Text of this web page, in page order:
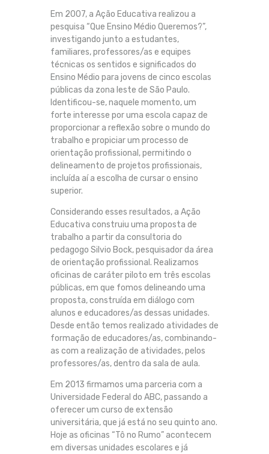
Em 2007, a Ação Educativa realizou a
pesquisa “Que Ensino Médio Queremos?”,
investigando junto a estudantes,
familiares, professores/as e equipes
técnicas os sentidos e significados do
Ensino Médio para jovens de cinco escolas
públicas da zona leste de São Paulo.
Identificou-se, naquele momento, um
forte interesse por uma escola capaz de
proporcionar a reflexão sobre o mundo do
trabalho e propiciar um processo de
orientação profissional, permitindo o
delineamento de projetos profissionais,
incluída aí a escolha de cursar o ensino
superior.
Considerando esses resultados, a Ação
Educativa construiu uma proposta de
trabalho a partir da consultoria do
pedagogo Silvio Bock, pesquisador da área
de orientação profissional. Realizamos
oficinas de caráter piloto em três escolas
públicas, em que fomos delineando uma
proposta, construída em diálogo com
alunos e educadores/as dessas unidades.
Desde então temos realizado atividades de
formação de educadores/as, combinando-
as com a realização de atividades, pelos
professores/as, dentro da sala de aula.
Em 2013 firmamos uma parceria com a
Universidade Federal do ABC, passando a
oferecer um curso de extensão
universitária, que já está no seu quinto ano.
Hoje as oficinas “Tô no Rumo” acontecem
em diversas unidades escolares e já